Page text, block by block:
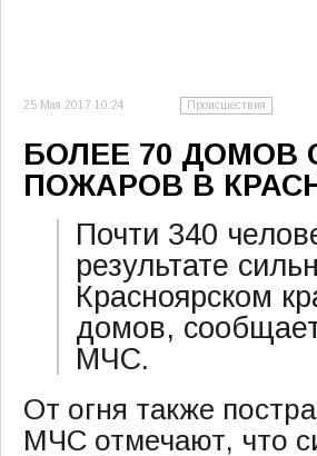
25 Мая 2017 10:24 Происшествия
БОЛЕЕ 70 ДОМОВ
ПОЖАРОВ В
Почти 340
результате
Красноярском
домов,
МЧС.
От огня также
МЧС отмечают, что